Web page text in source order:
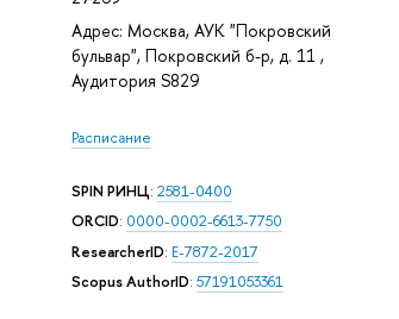
Адрес: Москва, АУК "Покровский
бульвар", Покровский б-р, д. 11 ,
Аудитория S829
Расписание
SPIN РИНЦ: 2581-0400
ORCID: 0000-0002-6613-7750
ResearcherID: E-7872-2017
Scopus AuthorID: 57191053361